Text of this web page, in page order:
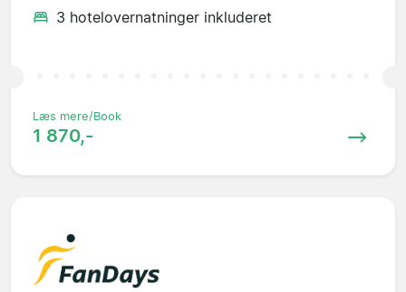
3 hotelovernatninger inkluderet
Læs mere/Book
1 870,-